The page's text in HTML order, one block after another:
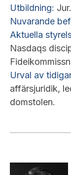
Utbildning:
Nuvarande
Aktuella
Nasdaqs
Urval av
affärsjuridik,
domstolen.